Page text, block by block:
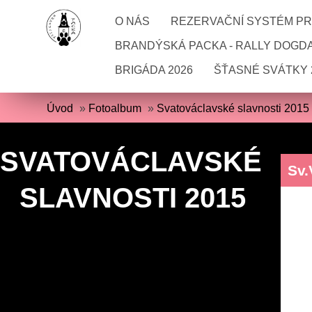
O NÁS REZERVAČNÍ SYSTÉM
BRANDÝSKÁ PACKA - RALLY
BRIGÁDA 2026 ŠŤASNÉ SVÁTKY
Úvod » Fotoalbum » Svatováclavské slavnosti 2015
SVATOVÁCLAVSKÉ
SLAVNOSTI 2015